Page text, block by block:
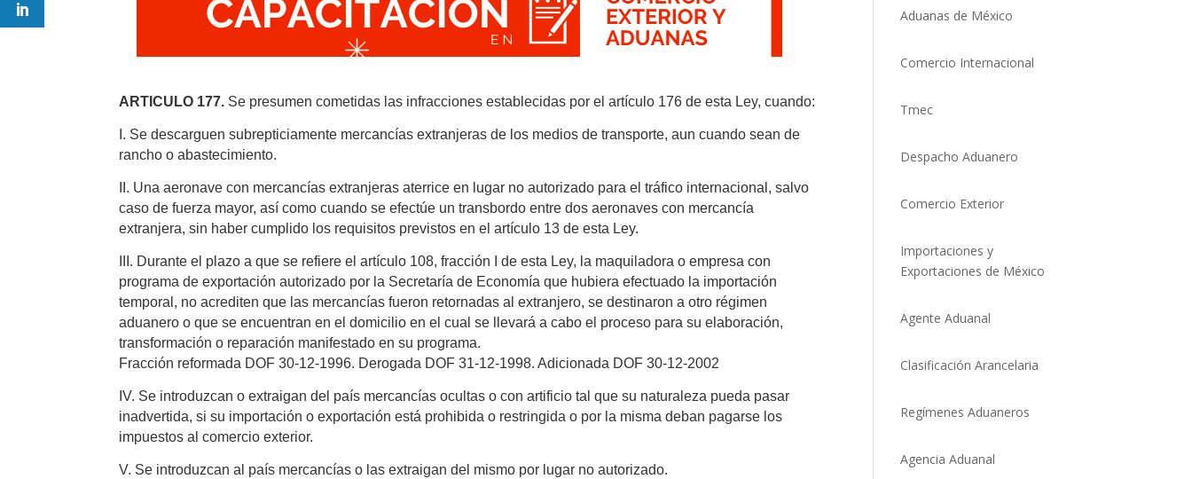
ARTICULO 177. Se presumen cometidas las infracciones establecidas por el artículo 176 de esta Ley, cuando:
I. Se descarguen subrepticiamente mercancías extranjeras de los medios de transporte, aun cuando sean de
rancho o abastecimiento.
II. Una aeronave con mercancías extranjeras aterrice en lugar no autorizado para el tráfico internacional, salvo
caso de fuerza mayor, así como cuando se efectúe un transbordo entre dos aeronaves con mercancía
extranjera, sin haber cumplido los requisitos previstos en el artículo 13 de esta Ley.
III. Durante el plazo a que se refiere el artículo 108, fracción I de esta Ley, la maquiladora o empresa con
programa de exportación autorizado por la Secretaría de Economía que hubiera efectuado la importación
temporal, no acrediten que las mercancías fueron retornadas al extranjero, se destinaron a otro régimen
aduanero o que se encuentran en el domicilio en el cual se llevará a cabo el proceso para su elaboración,
transformación o reparación manifestado en su programa.
Fracción reformada DOF 30-12-1996. Derogada DOF 31-12-1998. Adicionada DOF 30-12-2002
IV. Se introduzcan o extraigan del país mercancías ocultas o con artificio tal que su naturaleza pueda pasar
inadvertida, si su importación o exportación está prohibida o restringida o por la misma deban pagarse los
impuestos al comercio exterior.
V. Se introduzcan al país mercancías o las extraigan del mismo por lugar no autorizado.
Aduanas de México
Comercio Internacional
Tmec
Despacho Aduanero
Comercio Exterior
Importaciones y
Exportaciones de México
Agente Aduanal
Clasificación Arancelaria
Regímenes Aduaneros
Agencia Aduanal